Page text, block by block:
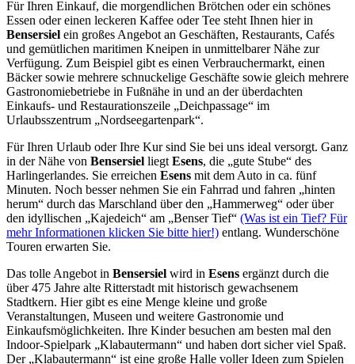
Für Ihren Einkauf, die morgendlichen Brötchen oder ein schönes
Essen oder einen leckeren Kaffee oder Tee steht Ihnen hier in
Bensersiel ein großes Angebot an Geschäften, Restaurants, Cafés
und gemütlichen maritimen Kneipen in unmittelbarer Nähe zur
Verfügung. Zum Beispiel gibt es einen Verbrauchermarkt, einen
Bäcker sowie mehrere schnuckelige Geschäfte sowie gleich mehrere
Gastronomiebetriebe in Fußnähe in und an der überdachten
Einkaufs- und Restaurationszeile „Deichpassage“ im
Urlaubsszentrum „Nordseegartenpark“.
Für Ihren Urlaub oder Ihre Kur sind Sie bei uns ideal versorgt. Ganz
in der Nähe von Bensersiel liegt Esens, die „gute Stube“ des
Harlingerlandes. Sie erreichen Esens mit dem Auto in ca. fünf
Minuten. Noch besser nehmen Sie ein Fahrrad und fahren „hinten
herum“ durch das Marschland über den „Hammerweg“ oder über
den idyllischen „Kajedeich“ am „Benser Tief“ (Was ist ein Tief? Für
mehr Informationen klicken Sie bitte hier!) entlang. Wunderschöne
Touren erwarten Sie.
Das tolle Angebot in Bensersiel wird in Esens ergänzt durch die
über 475 Jahre alte Ritterstadt mit historisch gewachsenem
Stadtkern. Hier gibt es eine Menge kleine und große
Veranstaltungen, Museen und weitere Gastronomie und
Einkaufsmöglichkeiten. Ihre Kinder besuchen am besten mal den
Indoor-Spielpark „Klabautermann“ und haben dort sicher viel Spaß.
Der „Klabautermann“ ist eine große Halle voller Ideen zum Spielen